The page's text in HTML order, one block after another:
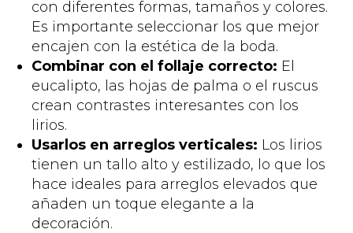
con diferentes formas, tamaños y colores.
Es importante seleccionar los que mejor
encajen con la estética de la boda.
Combinar con el follaje correcto: El
eucalipto, las hojas de palma o el ruscus
crean contrastes interesantes con los
lirios.
Usarlos en arreglos verticales: Los lirios
tienen un tallo alto y estilizado, lo que los
hace ideales para arreglos elevados que
añaden un toque elegante a la
decoración.